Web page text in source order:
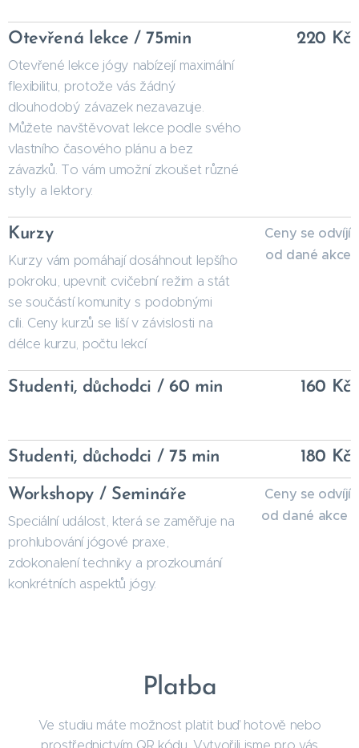
Otevřená lekce / 75min
Otevřené lekce jógy nabízejí maximální
flexibilitu, protože vás žádný
dlouhodobý závazek nezavazuje.
Můžete navštěvovat lekce podle svého
vlastního časového plánu a bez
závazků. To vám umožní zkoušet různé
styly a lektory.
220 Kč
Kurzy
Kurzy vám pomáhají dosáhnout lepšího
pokroku, upevnit cvičební režim a stát
se součástí komunity s podobnými
cíli. Ceny kurzů se liší v závislosti na
délce kurzu, počtu lekcí
Ceny se odvíjí
od dané akce
Studenti, důchodci / 60 min 160 Kč
Studenti, důchodci / 75 min 180 Kč
Workshopy / Semináře
Speciální událost, která se zaměřuje na
prohlubování jógové praxe,
zdokonalení techniky a prozkoumání
konkrétních aspektů jógy.
Ceny se odvíjí
od dané akce
Platba
Ve studiu máte možnost platit buď hotově nebo